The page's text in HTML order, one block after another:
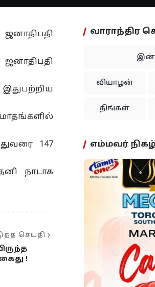
147
நாடாக
செய்தி
!
வாராந்திர
வியாழன்
திங்கள்
எம்மவர்